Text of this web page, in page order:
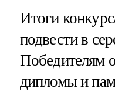
Итоги
подвести в
Победителям
дипломы и